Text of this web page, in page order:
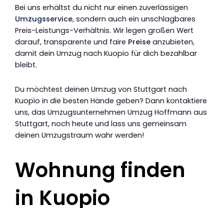
Bei uns erhältst du nicht nur einen zuverlässigen
Umzugsservice, sondern auch ein unschlagbares
Preis-Leistungs-Verhältnis. Wir legen großen Wert
darauf, transparente und faire Preise anzubieten,
damit dein Umzug nach Kuopio für dich bezahlbar
bleibt.
Du möchtest deinen Umzug von Stuttgart nach
Kuopio in die besten Hände geben? Dann kontaktiere
uns, das Umzugsunternehmen Umzug Hoffmann aus
Stuttgart, noch heute und lass uns gemeinsam
deinen Umzugstraum wahr werden!
Wohnung finden
in Kuopio